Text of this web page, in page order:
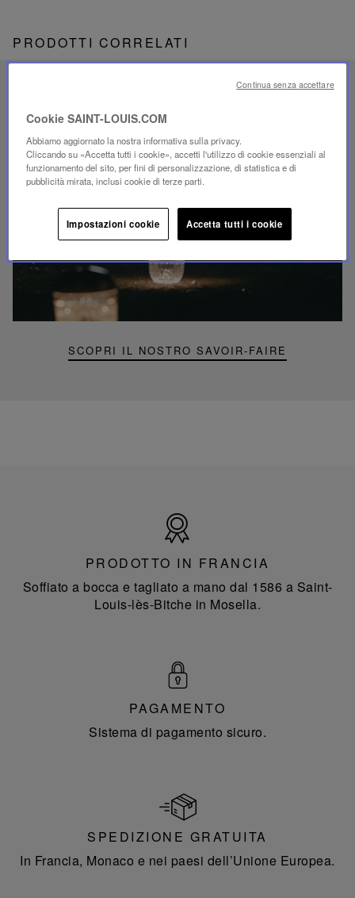
PRODOTTI CORRELATI
SAVOIR-FAIRE UNICO
ILLUMINAZIONE FOLIA
SCOPRI IL NOSTRO SAVOIR-FAIRE
Riproduci
video
Video
lampada
portatile
mini
Francia
PRODOTTO IN FRANCIA
Soffiato a bocca e tagliato a mano dal 1586 a Saint-
Louis-lès-Bitche in Mosella.
PAGAMENTO
Sistema di pagamento sicuro.
SPEDIZIONE GRATUITA
In Francia, Monaco e nei paesi dell’Unione Europea.
Cookie SAINT-LOUIS.COM
Abbiamo aggiornato la nostra informativa sulla privacy.
Cliccando su «Accetta tutti i cookie», accetti l'utilizzo di cookie essenziali al
funzionamento del sito, per fini di personalizzazione, di statistica e di
pubblicità mirata, inclusi cookie di terze parti.
Impostazioni cookie Accetta tutti i cookie
Continua senza accettare